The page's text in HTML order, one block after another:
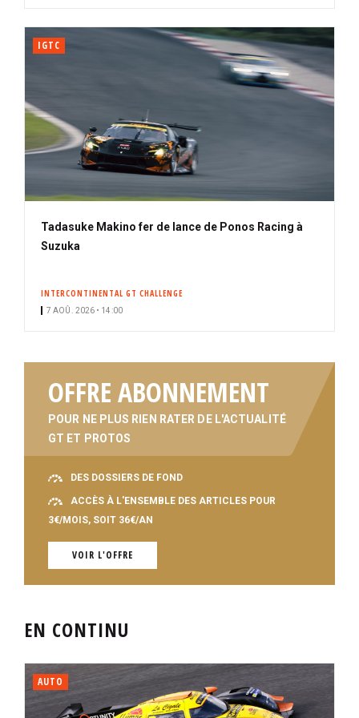
IGTC
Tadasuke Makino fer de lance de Ponos Racing à
Suzuka
INTERCONTINENTAL GT CHALLENGE
7 AOÛ. 2026 • 14:00
OFFRE ABONNEMENT
POUR NE PLUS RIEN RATER DE L'ACTUALITÉ
GT ET PROTOS
DES DOSSIERS DE FOND
ACCÈS À L'ENSEMBLE DES ARTICLES POUR
3€/MOIS, SOIT 36€/AN
VOIR L'OFFRE
EN CONTINU
AUTO